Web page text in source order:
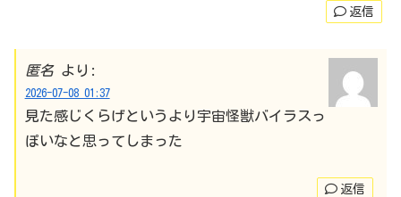
返信
匿名 より:
2026-07-08 01:37
見た感じくらげというより宇宙怪獣バイラスっ
ぽいなと思ってしまった
返信